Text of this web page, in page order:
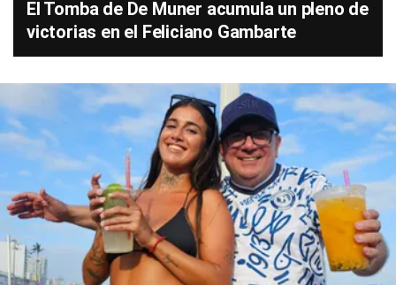
El Tomba de De Muner acumula un pleno de
victorias en el Feliciano Gambarte